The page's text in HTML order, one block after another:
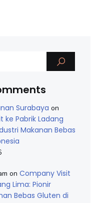
Surabaya on
ke Pabrik Ladang
Makanan Bebas
on Company Visit
Lima: Pionir
Bebas Gluten di